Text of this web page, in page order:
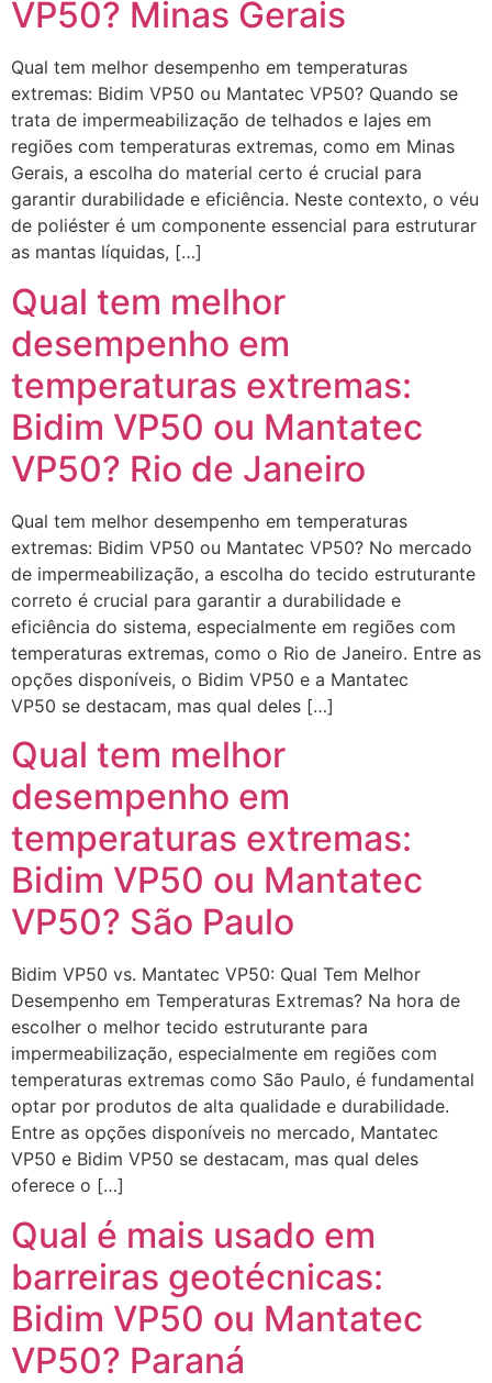
VP50? Minas Gerais
Qual tem melhor desempenho em temperaturas
extremas: Bidim VP50 ou Mantatec VP50? Quando se
trata de impermeabilização de telhados e lajes em
regiões com temperaturas extremas, como em Minas
Gerais, a escolha do material certo é crucial para
garantir durabilidade e eficiência. Neste contexto, o véu
de poliéster é um componente essencial para estruturar
as mantas líquidas, […]
Qual tem melhor
desempenho em
temperaturas extremas:
Bidim VP50 ou Mantatec
VP50? Rio de Janeiro
Qual tem melhor desempenho em temperaturas
extremas: Bidim VP50 ou Mantatec VP50? No mercado
de impermeabilização, a escolha do tecido estruturante
correto é crucial para garantir a durabilidade e
eficiência do sistema, especialmente em regiões com
temperaturas extremas, como o Rio de Janeiro. Entre as
opções disponíveis, o Bidim VP50 e a Mantatec
VP50 se destacam, mas qual deles […]
Qual tem melhor
desempenho em
temperaturas extremas:
Bidim VP50 ou Mantatec
VP50? São Paulo
Bidim VP50 vs. Mantatec VP50: Qual Tem Melhor
Desempenho em Temperaturas Extremas? Na hora de
escolher o melhor tecido estruturante para
impermeabilização, especialmente em regiões com
temperaturas extremas como São Paulo, é fundamental
optar por produtos de alta qualidade e durabilidade.
Entre as opções disponíveis no mercado, Mantatec
VP50 e Bidim VP50 se destacam, mas qual deles
oferece o […]
Qual é mais usado em
barreiras geotécnicas:
Bidim VP50 ou Mantatec
VP50? Paraná